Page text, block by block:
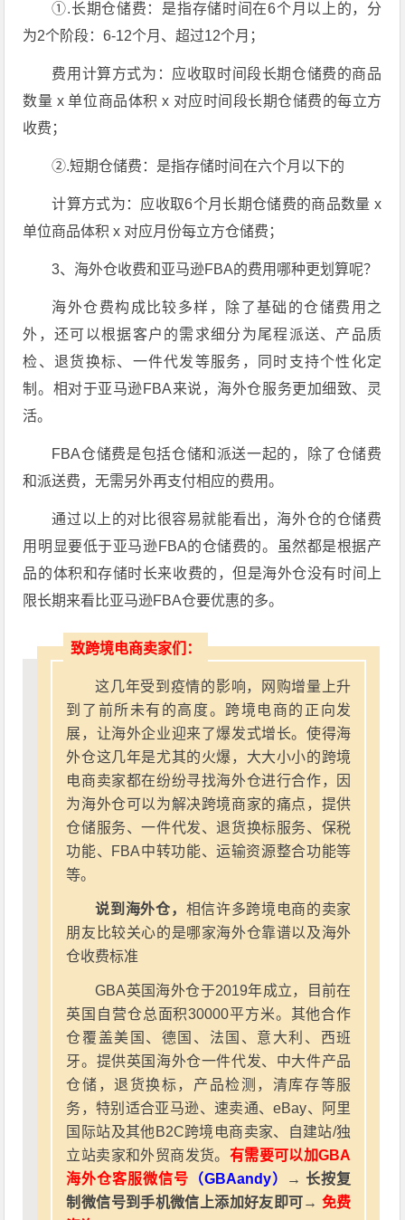
①.长期仓储费：是指存储时间在6个月以上的，分
为2个阶段：6-12个月、超过12个月；
费用计算方式为：应收取时间段长期仓储费的商品
数量 x 单位商品体积 x 对应时间段长期仓储费的每立方
收费；
②.短期仓储费：是指存储时间在六个月以下的
计算方式为：应收取6个月长期仓储费的商品数量 x
单位商品体积 x 对应月份每立方仓储费；
3、海外仓收费和亚马逊FBA的费用哪种更划算呢？
海外仓费构成比较多样，除了基础的仓储费用之
外，还可以根据客户的需求细分为尾程派送、产品质
检、退货换标、一件代发等服务，同时支持个性化定
制。相对于亚马逊FBA来说，海外仓服务更加细致、灵
活。
FBA仓储费是包括仓储和派送一起的，除了仓储费
和派送费，无需另外再支付相应的费用。
通过以上的对比很容易就能看出，海外仓的仓储费
用明显要低于亚马逊FBA的仓储费的。虽然都是根据产
品的体积和存储时长来收费的，但是海外仓没有时间上
限长期来看比亚马逊FBA仓要优惠的多。
致跨境电商卖家们：
这几年受到疫情的影响，网购增量上升
到了前所未有的高度。跨境电商的正向发
展，让海外企业迎来了爆发式增长。使得海
外仓这几年是尤其的火爆，大大小小的跨境
电商卖家都在纷纷寻找海外仓进行合作，因
为海外仓可以为解决跨境商家的痛点，提供
仓储服务、一件代发、退货换标服务、保税
功能、FBA中转功能、运输资源整合功能等
等。
说到海外仓， 相信许多跨境电商的卖家
朋友比较关心的是哪家海外仓靠谱以及海外
仓收费标准
GBA英国海外仓于2019年成立，目前在
英国自营仓总面积30000平方米。其他合作
仓覆盖美国、德国、法国、意大利、西班
牙。提供英国海外仓一件代发、中大件产品
仓储，退货换标，产品检测，清库存等服
务，特别适合亚马逊、速卖通、eBay、阿里
国际站及其他B2C跨境电商卖家、自建站/独
立站卖家和外贸商发货。 有需要可以加GBA
海外仓客服微信号 （GBAandy）
→ 长按复
制微信号到手机微信上添加好友即可→ 免费